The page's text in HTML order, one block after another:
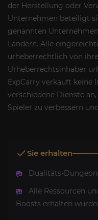
der Herstellung oder
Unternehmen beteiligt
genannten
Ländern. Alle
urheberrechtlich von
Urheberrechtsinhaber
ExpCarry verkauft keine
verschiedene Dienste
Spieler zu verbessern
Sie erhalten
Dualitäts-
Alle Ressourcen
Boosts erhalten